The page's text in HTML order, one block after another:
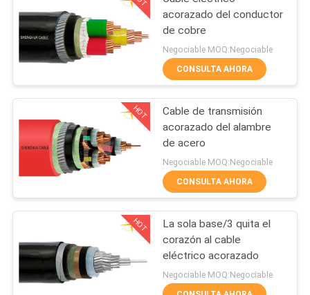
VIDEOS
SHOW
SOBRE
NOSOTROS
VISITA
LA
FÁBRICA
cable eléctrico
acorazado
244
pvc cables aislados
acorazado del conductor
de cobre
Negociable MOQ:Negociable
CONSULTA AHORA
HOT
Cable de transmisión
acorazado del alambre
de acero
Negociable MOQ:Negociable
CONSULTA AHORA
HOT
La sola base/3 quita el
corazón al cable
eléctrico acorazado
Negociable MOQ:Negociable